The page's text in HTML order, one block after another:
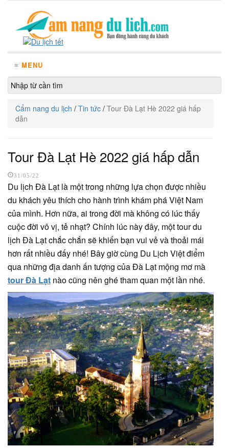
≡ MENU
Cẩm nang du lịch / Tin tức / Tour Đà Lạt Hè 2022 giá hấp
dẫn
Tour Đà Lạt Hè 2022 giá hấp dẫn
31/05/22
Du lịch Đà Lạt là một trong những lựa chọn được nhiều
du khách yêu thích cho hành trình khám phá Việt Nam
của mình. Hơn nữa, ai trong đời mà không có lúc thấy
cuộc đời vô vị, tẻ nhạt? Chính lúc này đây, một tour du
lịch Đà Lạt chắc chắn sẽ khiến bạn vui vẻ và thoải mái
hơn rất nhiều đấy nhé! Bây giờ cùng Du Lịch Việt điểm
qua những địa danh ấn tượng của Đà Lạt mộng mơ mà
tour Đà Lạt nào cũng nên ghé tham quan một lần nhé.